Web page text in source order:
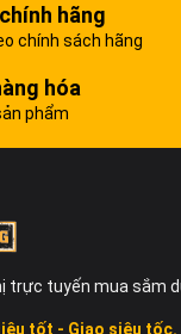
hãng
chính sách hãng
hóa
phẩm
trực tuyến mua sắm
tốt - Giao siêu tốc.